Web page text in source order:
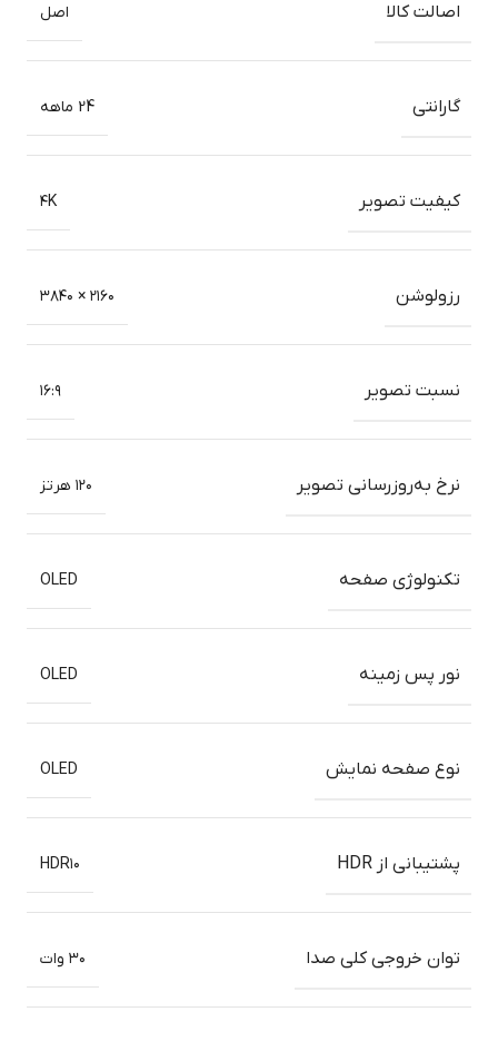
اصالت کالا اصل
گارانتی 24 ماهه
کیفیت تصویر ۴K
رزولوشن ۲۱۶۰ × ۳۸۴۰
نسبت تصویر ۱۶:۹
نرخ به‌روزرسانی تصویر ۱۲۰ هرتز
تکنولوژی صفحه OLED
نور پس زمینه OLED
نوع صفحه نمایش OLED
پشتیبانی از HDR HDR۱۰
توان خروجی کلی صدا ۳۰ وات